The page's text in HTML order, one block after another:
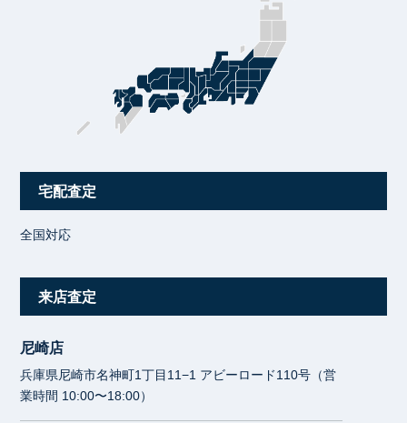
宅配査定
全国対応
来店査定
尼崎店
兵庫県尼崎市名神町1丁目11−1 アビーロード110号（営
業時間 10:00〜18:00）